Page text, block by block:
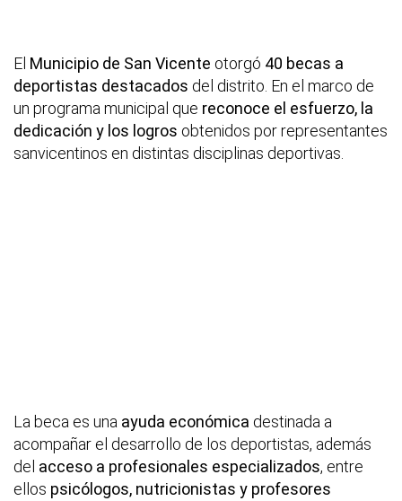
El Municipio de San Vicente otorgó 40 becas a
deportistas destacados del distrito. En el marco de
un programa municipal que reconoce el esfuerzo, la
dedicación y los logros obtenidos por representantes
sanvicentinos en distintas disciplinas deportivas.
La beca es una ayuda económica destinada a
acompañar el desarrollo de los deportistas, además
del acceso a profesionales especializados, entre
ellos psicólogos, nutricionistas y profesores